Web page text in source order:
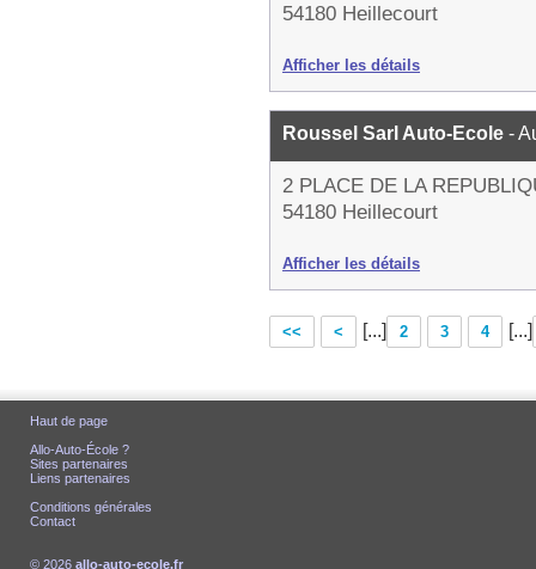
54180 Heillecourt
Afficher les détails
Roussel Sarl Auto-Ecole -
2 PLACE DE LA
54180 Heillecourt
Afficher les détails
<< < [...] 2 3 4 [...]
Haut de page
Allo-Auto-École ?
Sites partenaires
Liens partenaires
Conditions générales
Contact
© 2026 allo-auto-ecole.fr